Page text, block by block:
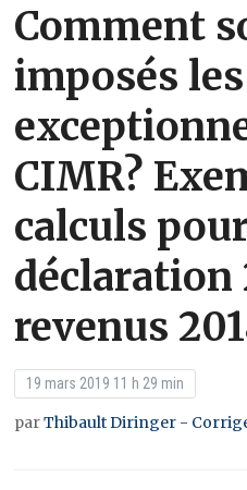
Comment
imposés
CIMR?
calculs
déclaration
revenus
19 mars 2019 11 h 29 min
parThibault Diringer -